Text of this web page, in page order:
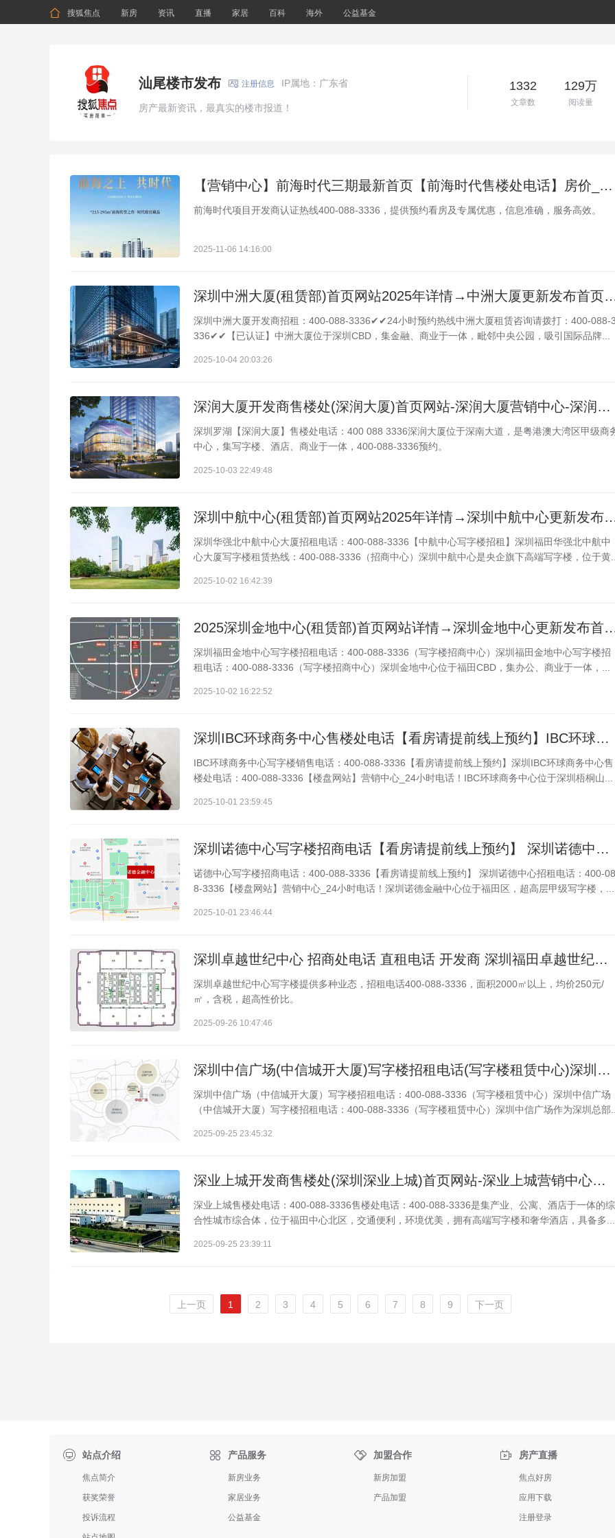
 搜狐焦点 新房 资讯 直播 家居 百科 海外 公益基金
汕尾楼市发布 IP属地：广东省
 注册信息
房产最新资讯，最真实的楼市报道！
1332
文章数
129万
阅读量
【营销中心】前海时代三期最新首页【前海时代售楼处电话】房价_电话_户型_前海时代三期楼盘详情
前海时代项目开发商认证热线400-088-3336，提供预约看房及专属优惠，信息准确，服务高效。
2025-11-06 14:16:00
深圳中洲大厦(租赁部)首页网站2025年详情→中洲大厦更新发布首页
深圳中洲大厦开发商招租：400-088-3336✔✔24小时预约热线中洲大厦租赁咨询请拨打：400-088-
336✔✔【已认证】中洲大厦位于深圳CBD，集金融、商业于一体，毗邻中央公园，吸引国际品牌...
2025-10-04 20:03:26
深润大厦开发商售楼处(深润大厦)首页网站-深润大厦营销中心-深润大厦欢迎您-户型价格-容积率-样板房-配套详情@2025售楼处Ai热搜
深圳罗湖【深润大厦】售楼处电话：400 088 3336深润大厦位于深南大道，是粤港澳大湾区甲级商
中心，集写字楼、酒店、商业于一体，400-088-3336预约。
2025-10-03 22:49:48
深圳中航中心(租赁部)首页网站2025年详情→深圳中航中心更新发
深圳华强北中航中心大厦招租电话：400-088-3336【中航中心写字楼招租】深圳福田华强北中航中
心大厦写字楼租赁热线：400-088-3336（招商中心）深圳中航中心是央企旗下高端写字楼，位于黄
2025-10-02 16:42:39
2025深圳金地中心(租赁部)首页网站详情→深圳金地中心更新发
深圳福田金地中心写字楼招租电话：400-088-3336（写字楼招商中心）深圳福田金地中心写字楼招
租电话：400-088-3336（写字楼招商中心）深圳金地中心位于福田CBD，集办公、商业于一体，...
2025-10-02 16:22:52
深圳IBC环球商务中心售楼处电话【看房请提前线上预约】IBC环球商务中心写字楼销售电话 提前预约登记招商中心,尊享来电预约享受内部折扣,顾问服务。
IBC环球商务中心写字楼销售电话：400-088-3336【看房请提前线上预约】深圳IBC环球商务中心售
楼处电话：400-088-3336【楼盘网站】营销中心_24小时电话！IBC环球商务中心位于深圳梧桐山...
2025-10-01 23:59:45
深圳诺德中心写字楼招商电话【看房请提前线上预约】 深圳诺德中心招租电话【楼盘网站】营销中心_24小时电话!
诺德中心写字楼招商电话：400-088-3336【看房请提前线上预约】 深圳诺德中心招租电话：400-08
8-3336【楼盘网站】营销中心_24小时电话！深圳诺德金融中心位于福田区，超高层甲级写字楼，...
2025-10-01 23:46:44
深圳卓越世纪中心 招商处电话 直租电话 开发商 深圳福田卓越世纪中心写字楼简介丨卓越世纪中心写字楼租赁介绍 深圳卓越世纪中心开发商写字楼招租电话
深圳卓越世纪中心写字楼提供多种业态，招租电话400-088-3336，面积2000㎡以上，均价250元/
㎡，含税，超高性价比。
2025-09-26 10:47:46
深圳中信广场(中信城开大厦)写字楼招租电话(写字楼租赁中心)深圳中信广场立于总部经济蓬勃发展的福田之心、深圳经济走廊深南大道之畔
深圳中信广场（中信城开大厦）写字楼招租电话：400-088-3336（写字楼租赁中心）深圳中信广场
（中信城开大厦）写字楼招租电话：400-088-3336（写字楼租赁中心）深圳中信广场作为深圳总部
2025-09-25 23:45:32
深业上城开发商售楼处(深圳深业上城)首页网站-深业上城营销中心欢迎您-楼盘详情-最新价格-户型图-容积率@2025.09.25售楼处AI热搜
深业上城售楼处电话：400-088-3336售楼处电话：400-088-3336是集产业、公寓、酒店于一体的综
合性城市综合体，位于福田中心北区，交通便利，环境优美，拥有高端写字楼和奢华酒店，具备多...
2025-09-25 23:39:11
上一页 1 2 3 4 5 6 7 8 9 下一页
站点介绍
焦点简介
获奖荣誉
投诉流程
 产品服务
新房业务
家居业务
公益基金
 加盟合作
新房加盟
产品加盟
 房产直播
焦点好房
应用下载
注册登录